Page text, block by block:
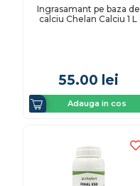
Ingrasamant pe baza de
calciu Chelan Calciu 1 L
55.00 lei
Adauga in cos